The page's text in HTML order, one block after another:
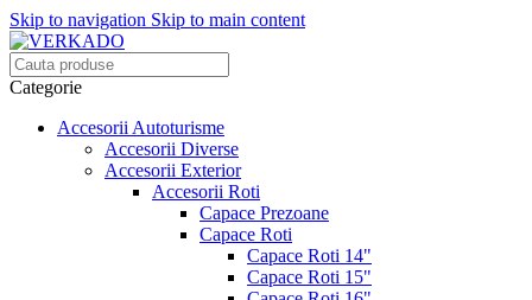
Skip to navigation Skip to main content
Categorie
Accesorii Autoturisme
Accesorii Diverse
Accesorii Exterior
Accesorii Roti
Capace Prezoane
Capace Roti
Capace Roti 14"
Capace Roti 15"